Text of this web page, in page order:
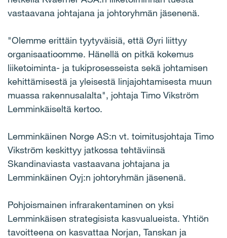
vastaavana johtajana ja johtoryhmän jäsenenä.
"Olemme erittäin tyytyväisiä, että Øyri liittyy
organisaatioomme. Hänellä on pitkä kokemus
liiketoiminta- ja tukiprosesseista sekä johtamisen
kehittämisestä ja yleisestä linjajohtamisesta muun
muassa rakennusalalta", johtaja Timo Vikström
Lemminkäiseltä kertoo.
Lemminkäinen Norge AS:n vt. toimitusjohtaja Timo
Vikström keskittyy jatkossa tehtäviinsä
Skandinaviasta vastaavana johtajana ja
Lemminkäinen Oyj:n johtoryhmän jäsenenä.
Pohjoismainen infrarakentaminen on yksi
Lemminkäisen strategisista kasvualueista. Yhtiön
tavoitteena on kasvattaa Norjan, Tanskan ja